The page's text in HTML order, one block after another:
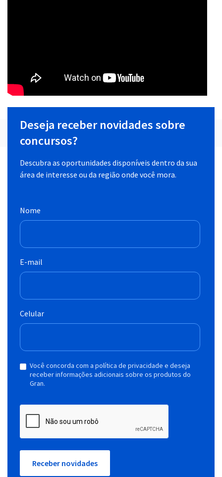
Deseja receber novidades sobre
concursos?
Descubra as oportunidades disponíveis dentro da sua
área de interesse ou da região onde você mora.
Nome
E-mail
Celular
Você concorda com a política de privacidade e deseja
receber informações adicionais sobre os produtos do
Gran.
Receber novidades